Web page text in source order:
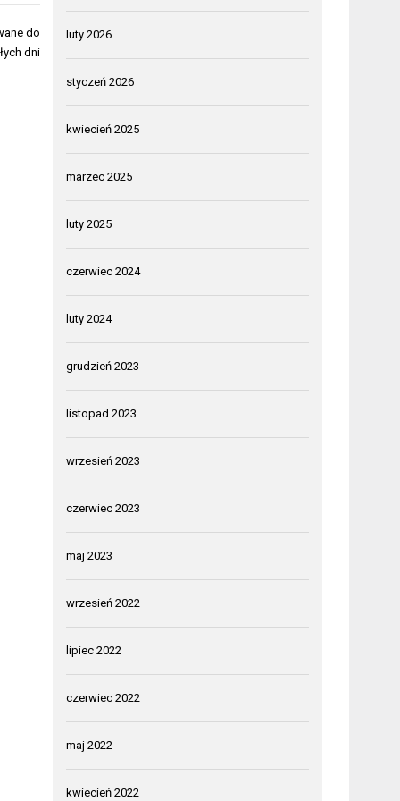
do
dni
luty 2026
styczeń 2026
kwiecień 2025
marzec 2025
luty 2025
czerwiec 2024
luty 2024
grudzień 2023
listopad 2023
wrzesień 2023
czerwiec 2023
maj 2023
wrzesień 2022
lipiec 2022
czerwiec 2022
maj 2022
kwiecień 2022